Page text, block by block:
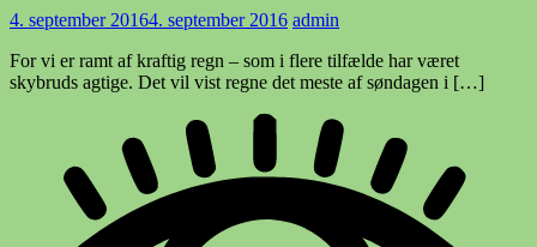
4. september 20164. september 2016 admin
For vi er ramt af kraftig regn – som i flere tilfælde har været
skybruds agtige. Det vil vist regne det meste af søndagen i […]